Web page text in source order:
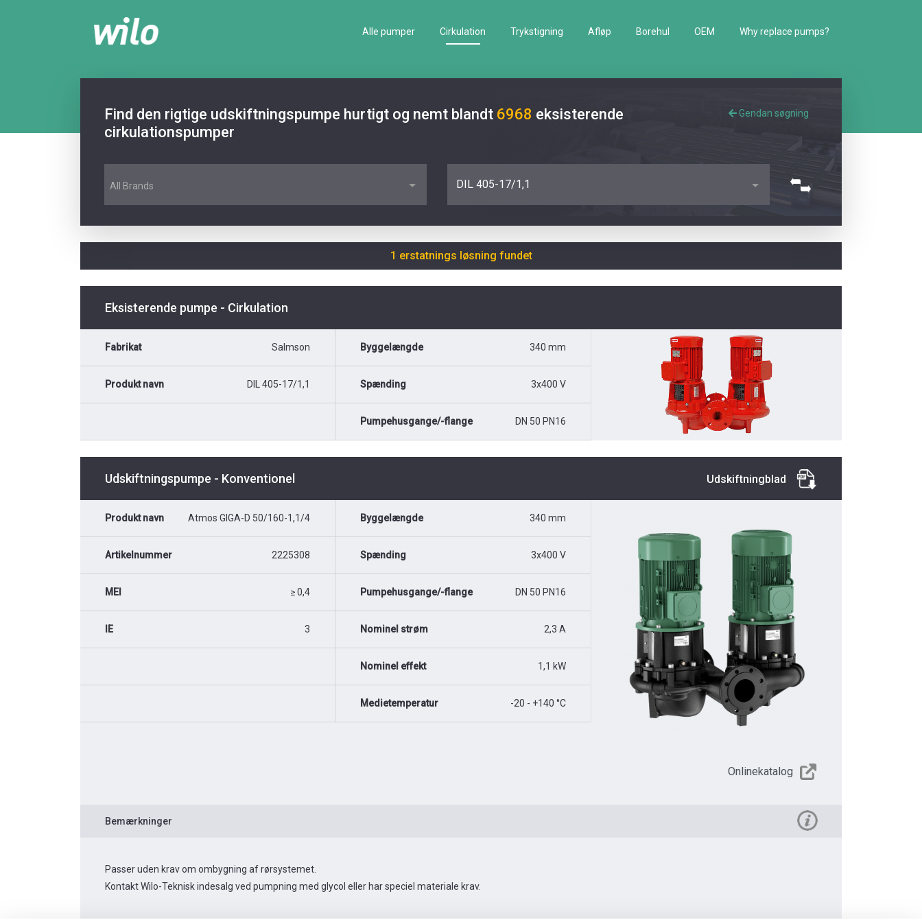
Alle pumper Cirkulation Trykstigning Afløp Borehul OEM Why replace pumps?
Find den rigtige udskiftningspumpe hurtigt og nemt blandt 6968 eksisterende
cirkulationspumper
Gendan søgning
All Brands DIL 405-17/1,1
1 erstatnings løsning fundet
Eksisterende pumpe - Cirkulation
Fabrikat Salmson
Produkt navn DIL 405-17/1,1
Byggelængde 340 mm
Spænding 3x400 V
Pumpehusgange/-flange DN 50 PN16
Udskiftningspumpe - Konventionel Udskiftningblad
Produkt navn Atmos GIGA-D 50/160-1,1/4
Artikelnummer 2225308
MEI ≥ 0,4
IE 3
Byggelængde 340 mm
Spænding 3x400 V
Pumpehusgange/-flange DN 50 PN16
Nominel strøm 2,3 A
Nominel effekt 1,1 kW
Medietemperatur -20 - +140 °C
Onlinekatalog
Bemærkninger
Passer uden krav om ombygning af rørsystemet.
Kontakt Wilo-Teknisk indesalg ved pumpning med glycol eller har speciel materiale krav.